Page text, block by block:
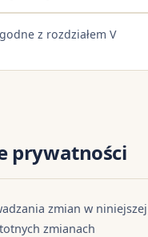
z rozdziałem V
prywatności
zmian w niniejszej
zmianach